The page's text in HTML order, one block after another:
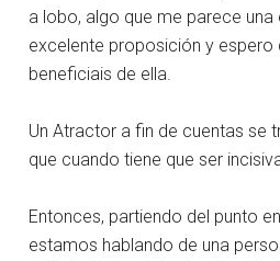
a lobo, algo que me parece una
excelente proposición y espero
beneficiais de ella.
Un Atractor a fin de cuentas se
que cuando tiene que ser
Entonces, partiendo del punto
estamos hablando de una